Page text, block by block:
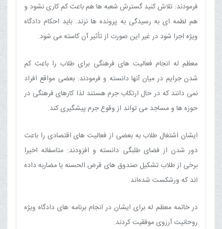
فرمودند: تلاش کنید گسترش شعبه ها هم باعث کم کاری نشود و
هم لطمه ای به رسیدگی به پرونده ها نزند. باید احکام دادگاه
ویژه اجرا شود در غیر این صورت از تأثیر آن کاسته می شود.
معظم له انجام فعالیت های فرهنگی برای طلاب را باعث کم
شدن جرایم در میان آنها دانسته و فرمودند: بعضی مواقع افراد
نمی دانند که در حال ارتکاب جرم هستند لذا کارهای فرهنگی در
حوزه ها و مساجد می تواند از وقوع جرم پیشگیری کند.
ایشان اشتغال طلاب به بعضی از فعالیت های اقتصادی را باعث
دور شدن از فضای طلبگی دانسته و افزودند: متاسفانه اخیرا
برخی از طلاب تشکیل صندوق های قرض الحسنه یا مضاربه داده
اند که ورشکست شده‌اند.
در خاتمه معظم له برای ایشان در انجام برنامه های دادگاه ویژه
روحانیت آرزوی موفقیت کردند.